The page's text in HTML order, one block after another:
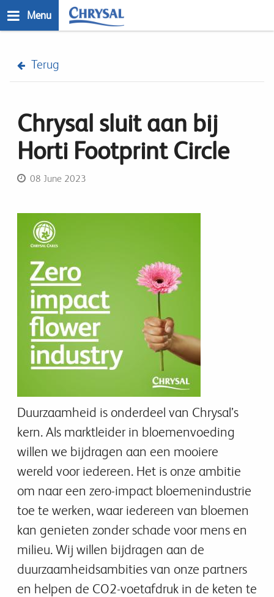
to
Menu
Terug
Chrysal sluit aan bij
Horti Footprint Circle
08 June 2023
Duurzaamheid is onderdeel van Chrysal’s
kern. Als marktleider in bloemenvoeding
willen we bijdragen aan een mooiere
wereld voor iedereen. Het is onze ambitie
om naar een zero-impact bloemenindustrie
toe te werken, waar iedereen van bloemen
kan genieten zonder schade voor mens en
milieu. Wij willen bijdragen aan de
duurzaamheidsambities van onze partners
en helpen de CO2-voetafdruk in de keten te